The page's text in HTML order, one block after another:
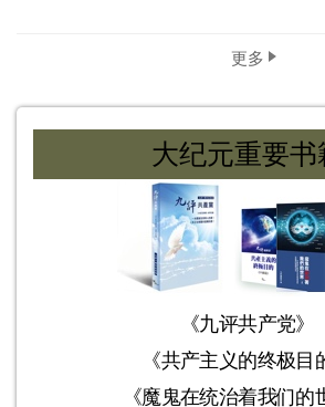
更多
大纪元重要书
《九评共产党》
《共产主义的终极目
《魔鬼在统治着我们的